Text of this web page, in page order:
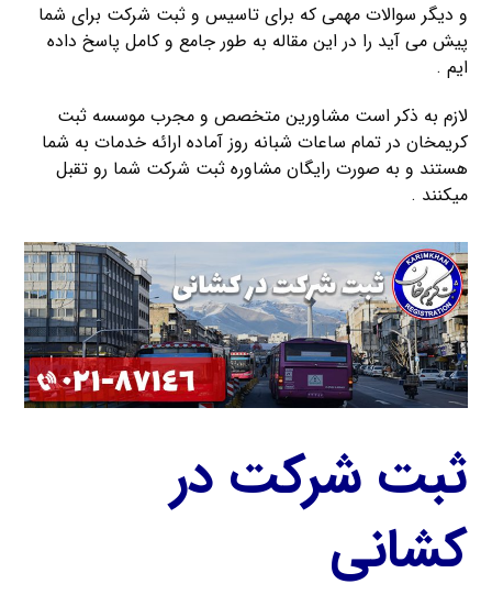
و دیگر سوالات مهمی که برای تاسیس و ثبت شرکت برای شما
پیش می آید را در این مقاله به طور جامع و کامل پاسخ داده
ایم .
لازم به ذکر است مشاورین متخصص و مجرب موسسه ثبت
کریمخان در تمام ساعات شبانه روز آماده ارائه خدمات به شما
هستند و به صورت رایگان مشاوره ثبت شرکت شما رو تقبل
میکنند .
ثبت شرکت در
کشانی